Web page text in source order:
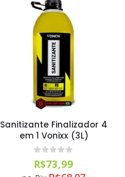
Sanitizante Finalizador 4
em 1 Vonixx (3L)
0 out of 5
R$73,99